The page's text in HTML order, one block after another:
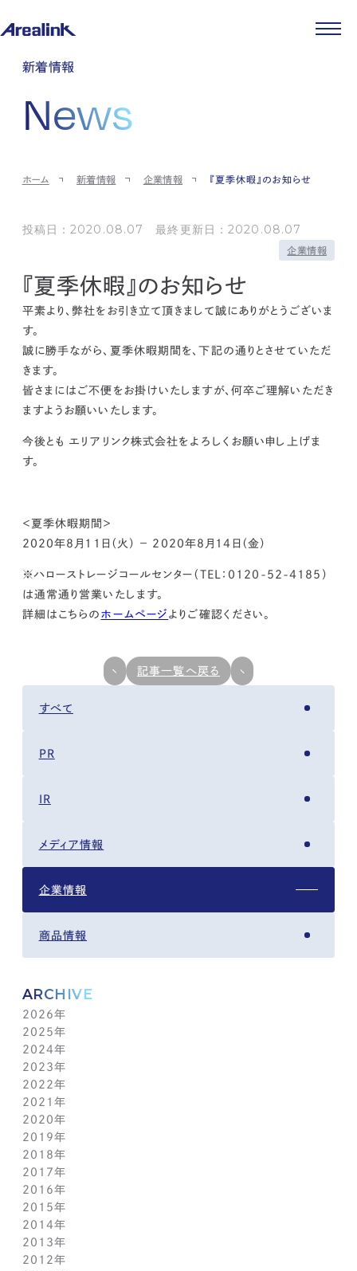
企業情報
企業理念
会社概要
コーポレートガバナンス
ストレージ事業
パートナー制度
土地権利整備事業
IR情報
IRカレンダー
IRポリシー
ストレージ室数実績
個人投資家の皆様へ
よくある質問・用語集
免責事項
ニュース
商品情報
先輩社員インタビュー
採用エントリー
asul
カスタマーハラスメントポリ
シー
プライバシーポリシー
©2025 AREALINK.
新着情報
News
ホーム 新着情報 企業情報 『夏季休暇』のお知らせ
すべて
PR
IR
メディア情報
企業情報
商品情報
ARCHIVE
2026年
8月(4)
7月(14)
6月(5)
5月(6)
4月(12)
3月(13)
2月(9)
1月(4)
2025年
12月(6)
11月(5)
10月(8)
9月(12)
8月(8)
7月(10)
6月(6)
5月(7)
4月(11)
3月(9)
2月(10)
1月(5)
2024年
12月(7)
11月(5)
10月(12)
9月(4)
8月(5)
7月(11)
6月(7)
5月(5)
4月(11)
3月(6)
2月(13)
1月(2)
2023年
12月(3)
11月(13)
10月(11)
9月(3)
8月(5)
7月(8)
6月(2)
5月(12)
4月(5)
3月(8)
2月(9)
2022年
12月(2)
11月(4)
10月(4)
9月(1)
8月(3)
7月(6)
6月(2)
5月(4)
4月(6)
3月(8)
2021年
12月(4)
11月(2)
10月(6)
9月(3)
8月(2)
7月(7)
6月(1)
5月(5)
4月(6)
2020年
12月(2)
11月(3)
10月(5)
9月(3)
8月(3)
7月(5)
6月(1)
5月(3)
2019年
12月(2)
11月(3)
10月(4)
9月(1)
8月(4)
7月(5)
6月(1)
2018年
12月(2)
11月(7)
10月(8)
9月(7)
8月(8)
7月(7)
2017年
12月(2)
11月(5)
10月(5)
9月(5)
8月(6)
2016年
12月(2)
11月(3)
10月(7)
9月(2)
2015年
12月(3)
11月(6)
10月(7)
2014年
12月(2)
11月(7)
2013年
12月(6)
2012年
投稿日：2020.08.07 最終更新日：2020.08.07
企業情報
『夏季休暇』のお知らせ
平素より、弊社をお引き立て頂きまして誠にありがとうございま
す。
誠に勝手ながら、夏季休暇期間を、下記の通りとさせていただ
きます。
皆さまにはご不便をお掛けいたしますが、何卒ご理解いただき
ますようお願いいたします。
今後とも エリアリンク株式会社をよろしくお願い申し上げま
す。
＜夏季休暇期間＞
2020年8月11日（火） − 2020年8月14日（金）
※ハローストレージコールセンター（TEL：0120-52-4185）
は通常通り営業いたします。
詳細はこちらの ホームページ よりご確認ください。
記事一覧へ戻る